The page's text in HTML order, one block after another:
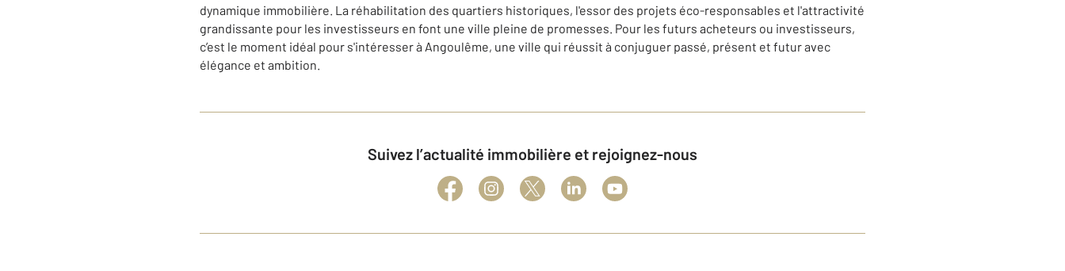
dynamique immobilière. La réhabilitation des quartiers historiques, l'essor des projets éco-responsables et l'attractivité
grandissante pour les investisseurs en font une ville pleine de promesses. Pour les futurs acheteurs ou investisseurs,
c’est le moment idéal pour s'intéresser à Angoulême, une ville qui réussit à conjuguer passé, présent et futur avec
élégance et ambition.
Suivez l’actualité immobilière et rejoignez-nous